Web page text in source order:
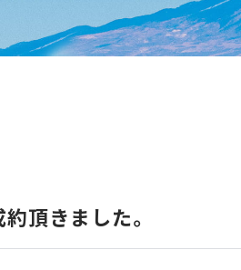
頂きました。